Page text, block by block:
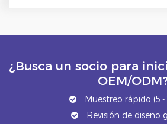
¿Busca un socio para
OEM/
Muestreo rápido
Revisión de diseño